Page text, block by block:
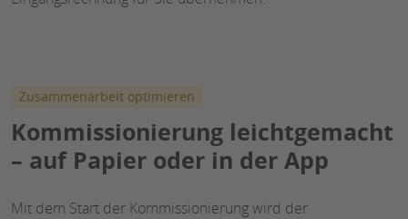
Zusammenarbeit optimieren
Kommissionierung leichtgemacht
– auf Papier oder in der App
Mit dem Start der Kommissionierung wird der